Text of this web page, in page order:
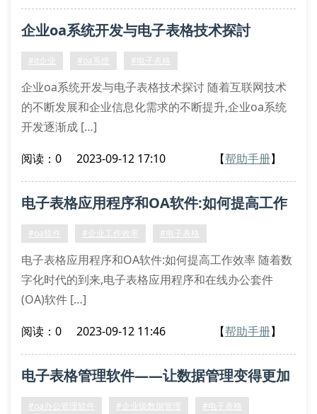
企业oa系统开发与电子表格技术探討
#it企业 #oa系统 #电子表格
企业oa系统开发与电子表格技术探讨 随着互联网技术
的不断发展和企业信息化需求的不断提升,企业oa系统
开发逐渐成 […]
阅读：0 2023-09-12 17:10 【帮助手册】
电子表格应用程序和OA软件:如何提高工作
效率
#oa软件 #企业工作效率 #电子表格
电子表格应用程序和OA软件:如何提高工作效率 随着数
字化时代的到来,电子表格应用程序和在线办公套件
(OA)软件 […]
阅读：0 2023-09-12 11:46 【帮助手册】
电子表格管理软件——让数据管理变得更加
轻松有效！
#oa办公管理软件 #企业级数据管理 #电子表格